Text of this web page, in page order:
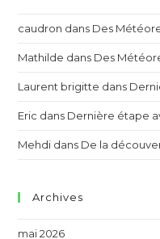
caudron dans Des
Mathilde dans Des
Laurent brigitte dans
Eric dans Dernière étape
Mehdi dans De la
Archives
mai 2026